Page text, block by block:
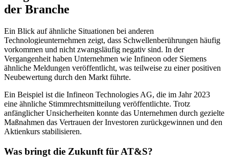
der Branche
Ein Blick auf ähnliche Situationen bei anderen
Technologieunternehmen zeigt, dass Schwellenberührungen häufig
vorkommen und nicht zwangsläufig negativ sind. In der
Vergangenheit haben Unternehmen wie Infineon oder Siemens
ähnliche Meldungen veröffentlicht, was teilweise zu einer positiven
Neubewertung durch den Markt führte.
Ein Beispiel ist die Infineon Technologies AG, die im Jahr 2023
eine ähnliche Stimmrechtsmitteilung veröffentlichte. Trotz
anfänglicher Unsicherheiten konnte das Unternehmen durch gezielte
Maßnahmen das Vertrauen der Investoren zurückgewinnen und den
Aktienkurs stabilisieren.
Was bringt die Zukunft für AT&S?